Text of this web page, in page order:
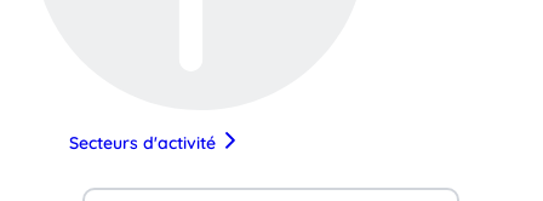
Secteurs d'activité